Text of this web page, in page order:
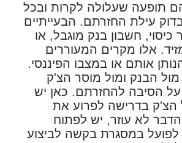
תופעה שעלולה לקרות ובכל
עילת החזרתם. הבעייתיים
חשבון בנק מוגבל, או
אלו מקרים המעוררים
אותם או במצבו הפיננסי.
הבנק ומול מוסר הצ'ק
הסיבה להחזרתם. כאן יש
בדרישה לפרוע את
לא עוזר, יש לפתוח
במסגרת בקשה לביצוע